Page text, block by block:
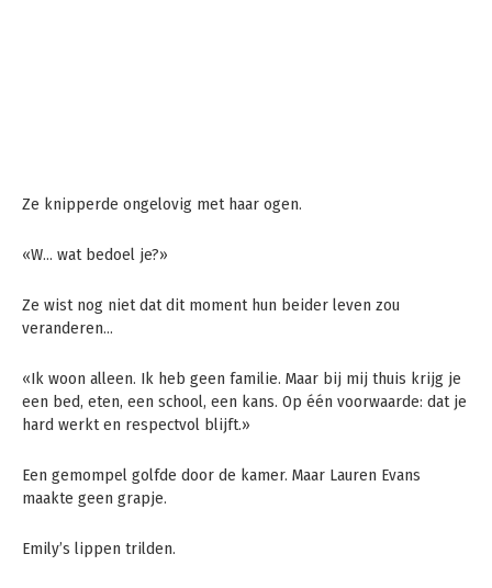
Ze knipperde ongelovig met haar ogen.
«W… wat bedoel je?»
Ze wist nog niet dat dit moment hun beider leven zou
veranderen…
«Ik woon alleen. Ik heb geen familie. Maar bij mij thuis krijg je
een bed, eten, een school, een kans. Op één voorwaarde: dat je
hard werkt en respectvol blijft.»
Een gemompel golfde door de kamer. Maar Lauren Evans
maakte geen grapje.
Emily’s lippen trilden.